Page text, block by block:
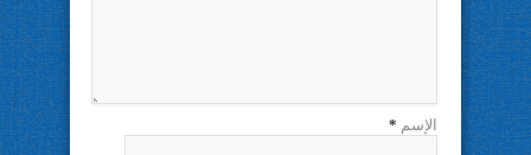
الإسم *